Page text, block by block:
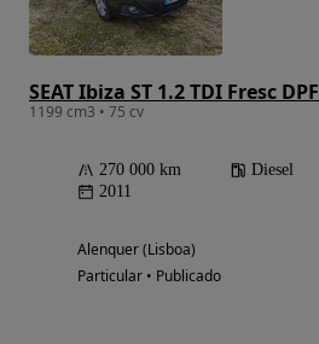
SEAT Ibiza ST 1.2 TDI Fresc DPF
1199 cm3 • 75 cv
270 000 km Diesel
2011
Alenquer (Lisboa)
Particular • Publicado